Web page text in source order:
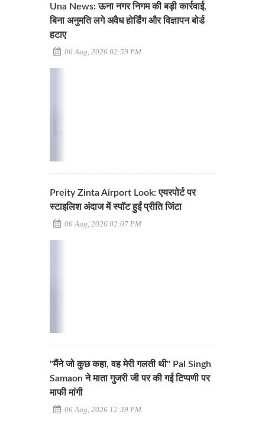
Una News: ऊना नगर निगम की बड़ी कार्रवाई,
बिना अनुमति लगे अवैध होर्डिंग और विज्ञापन बोर्ड
हटाए
06 Aug, 2026 02:59 PM
Preity Zinta Airport Look: एयरपोर्ट पर
स्टाइलिश अंदाज में स्पॉट हुईं प्रीति जिंटा
06 Aug, 2026 02:07 PM
"मैंने जो कुछ कहा, वह मेरी गलती थी" Pal Singh
Samaon ने माता गुजरी जी पर की गई टिप्पणी पर
माफी मांगी
06 Aug, 2026 12:39 PM